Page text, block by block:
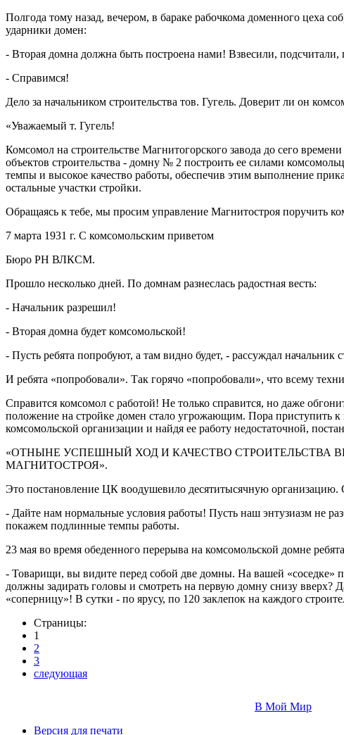
Полгода тому назад, вечером, в бараке рабочкома доменного цеха
ударники домен:
- Вторая домна должна быть построена нами! Взвесили,
- Справимся!
Дело за начальником строительства тов. Гугель. Доверит ли он
«Уважаемый т. Гугель!
Комсомол на строительстве Магнитогорского завода до сего
объектов строительства - домну № 2 построить ее силами
темпы и высокое качество работы, обеспечив этим выполнение
остальные участки стройки.
Обращаясь к тебе, мы просим управление Магнитостроя поручить
7 марта 1931 г. С комсомольским приветом
Бюро РН ВЛКСМ.
Прошло несколько дней. По домнам разнеслась радостная весть:
- Начальник разрешил!
- Вторая домна будет комсомольской!
- Пусть ребята попробуют, а там видно будет, - рассуждал
И ребята «попробовали». Так горячо «попробовали», что всему
Справится комсомол с работой! Не только справится, но даже
положение на стройке домен стало угрожающим. Пора приступить
комсомольской организации и найдя ее работу недостаточной,
«ОТНЫНЕ УСПЕШНЫЙ ХОД И КАЧЕСТВО
МАГНИТОСТРОЯ».
Это постановление ЦК воодушевило десятитысячную организацию.
- Дайте нам нормальные условия работы! Пусть наш энтузиазм не
покажем подлинные темпы работы.
23 мая во время обеденного перерыва на комсомольской домне
- Товарищи, вы видите перед собой две домны. На вашей «соседке»
должны задирать головы и смотреть на первую домну снизу
«соперницу»! В сутки - по ярусу, по 120 заклепок на каждого
Страницы:
1
2
3
следующая
В Мой Мир
Версия для печати